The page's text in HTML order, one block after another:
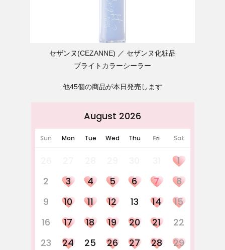
セザンヌ(CEZANNE)
セザンヌ化粧品
ブライトカラーシーラー
他45個の商品が本日発売します
August 2026
Sun Mon Tue Wed Thu Fri Sat
1
2
3 4 5 6 7
8
9
10 11 12 13 14
15
16
17 18 19 20 21
22
23
24 25 26 27 28
29